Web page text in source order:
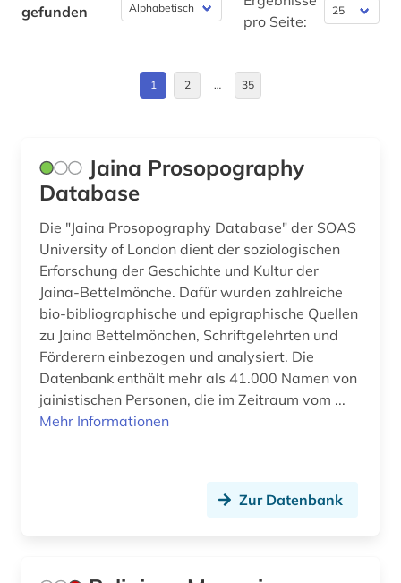
argumentation (1)
armenien (1)
ars moriendi (1)
arthur (3)
asiatische studien (1)
asien (4)
Frankreich (6)
Hessen (3)
Israel (38)
Italien (6)
Japan (1)
Jugoslawien (1)
gefunden
pro Seite:
1 2 … 35
Jaina Prosopography
Database
Die "Jaina Prosopography Database" der SOAS
University of London dient der soziologischen
Erforschung der Geschichte und Kultur der
Jaina-Bettelmönche. Dafür wurden zahlreiche
bio-bibliographische und epigraphische Quellen
zu Jaina Bettelmönchen, Schriftgelehrten und
Förderern einbezogen und analysiert. Die
Datenbank enthält mehr als 41.000 Namen von
jainistischen Personen, die im Zeitraum vom ...
Mehr Informationen
Zur Datenbank